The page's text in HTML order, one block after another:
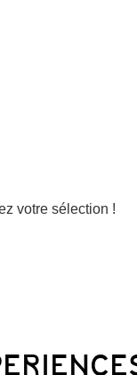
votre sélection !